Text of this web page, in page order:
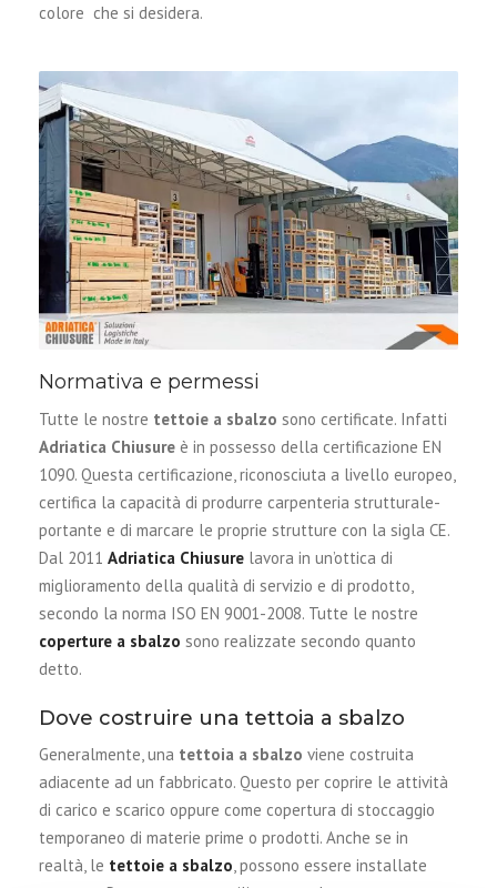
colore che si desidera.
Normativa e permessi
Tutte le nostre tettoie a sbalzo sono certificate. Infatti
Adriatica Chiusure è in possesso della certificazione EN
1090. Questa certificazione, riconosciuta a livello europeo,
certifica la capacità di produrre carpenteria strutturale-
portante e di marcare le proprie strutture con la sigla CE.
Dal 2011 Adriatica Chiusure lavora in un’ottica di
miglioramento della qualità di servizio e di prodotto,
secondo la norma ISO EN 9001-2008. Tutte le nostre
coperture a sbalzo sono realizzate secondo quanto
detto.
Dove costruire una tettoia a sbalzo
Generalmente, una tettoia a sbalzo viene costruita
adiacente ad un fabbricato. Questo per coprire le attività
di carico e scarico oppure come copertura di stoccaggio
temporaneo di materie prime o prodotti. Anche se in
realtà, le tettoie a sbalzo, possono essere installate